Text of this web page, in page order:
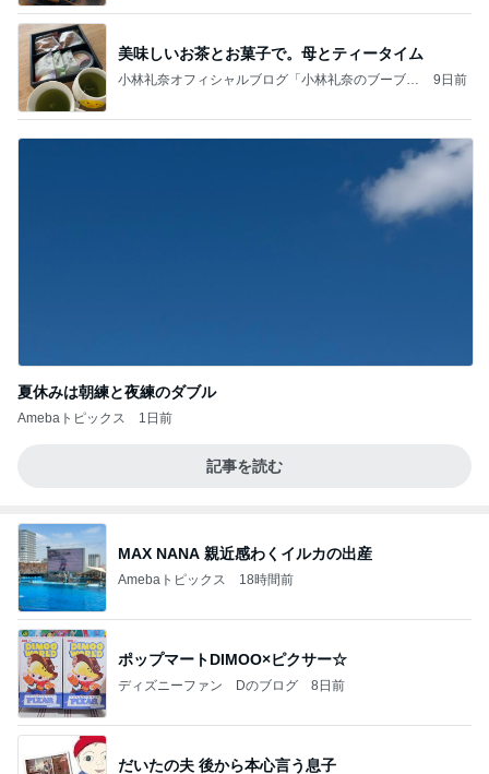
美味しいお茶とお菓子で。母とティータイム
小林礼奈オフィシャルブログ「小林礼奈のブーブー
9日前
夏休みは朝練と夜練のダブル
Amebaトピックス 1日前
記事を読む
MAX NANA 親近感わくイルカの出産
Amebaトピックス 18時間前
ポップマートDIMOO×ピクサー☆
ディズニーファン Dのブログ 8日前
だいたの夫 後から本心言う息子